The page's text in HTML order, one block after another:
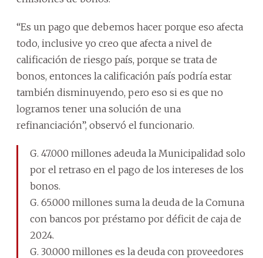
“Es un pago que debemos hacer porque eso afecta
todo, inclusive yo creo que afecta a nivel de
calificación de riesgo país, porque se trata de
bonos, entonces la calificación país podría estar
también disminuyendo, pero eso si es que no
logramos tener una solución de una
refinanciación”, observó el funcionario.
G. 47.000 millones adeuda la Municipalidad solo
por el retraso en el pago de los intereses de los
bonos.
G. 65.000 millones suma la deuda de la Comuna
con bancos por préstamo por déficit de caja de
2024.
G. 30.000 millones es la deuda con proveedores